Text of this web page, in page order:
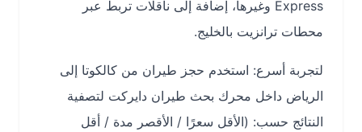
Express وغيرها، إضافة إلى ناقلات تربط عبر
محطات ترانزيت بالخليج.
لتجربة أسرع: استخدم حجز طيران من كالكوتا إلى
الرياض داخل محرك بحث طيران دايركت لتصفية
النتائج حسب: (الأقل سعرًا / الأقصر مدة / أقل